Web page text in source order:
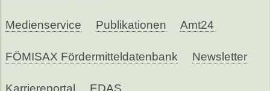
Medienservice Publikationen Amt24
FÖMISAX Fördermitteldatenbank Newsletter
Karriereportal EDAS